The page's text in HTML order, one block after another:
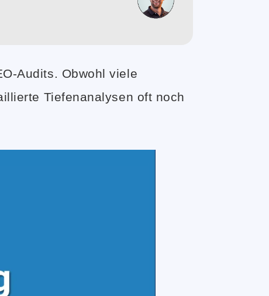
Audits. Obwohl viele
Tiefenanalysen oft noch